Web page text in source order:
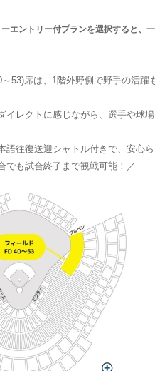
ントリー付プランを選択すると、
53)席は、1階外野側で野手の活躍
イレクトに感じながら、選手や球
語往復送迎シャトル付きで、安心ら
でも試合終了まで観戦可能！／